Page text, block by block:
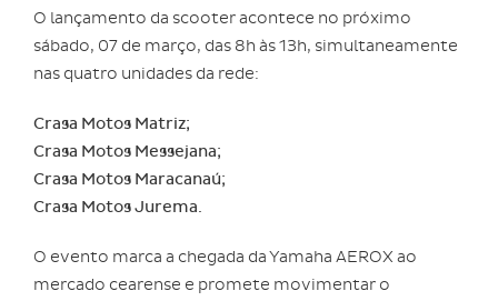
O lançamento da scooter acontece no próximo
sábado, 07 de março, das 8h às 13h, simultaneamente
nas quatro unidades da rede:
Crasa Motos Matriz;
Crasa Motos Messejana;
Crasa Motos Maracanaú;
Crasa Motos Jurema.
O evento marca a chegada da Yamaha AEROX ao
mercado cearense e promete movimentar o